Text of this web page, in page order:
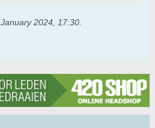
2024, 17:30